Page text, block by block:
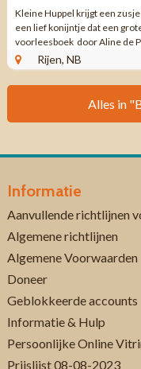
Kleine Huppel krijgt een
een lief konijntje dat een
voorleesboek door Aline de
Rijen, NB
Alles in
Informatie
Aanvullende richtlijnen
Algemene richtlijnen
Algemene Voorwaarden
Doneer
Geblokkeerde accounts
Informatie & Hulp
Persoonlijke Online
Prijslijst 08-08-2023